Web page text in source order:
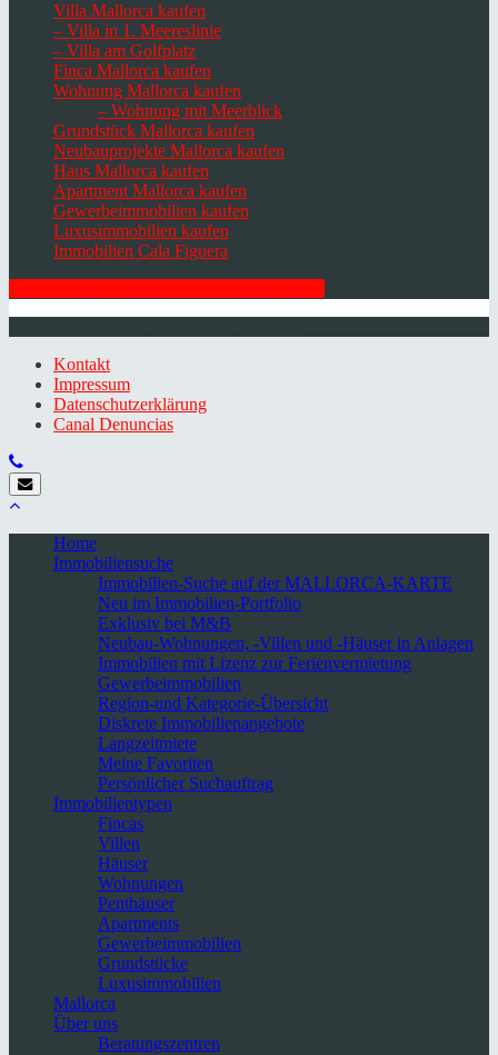
Villa Mallorca kaufen
– Villa in 1. Meereslinie
– Villa am Golfplatz
Finca Mallorca kaufen
Wohnung Mallorca kaufen
– Wohnung mit Meerblick
Grundstück Mallorca kaufen
Neubauprojekte Mallorca kaufen
Haus Mallorca kaufen
Apartment Mallorca kaufen
Gewerbeimmobilien kaufen
Luxusimmobilien kaufen
Immobilien Cala Figuera
Kontakt
Impressum
Datenschutzerklärung
Canal Denuncias
Home
Immobiliensuche
Immobilien-Suche auf der MALLORCA-KARTE
Neu im Immobilien-Portfolio
Exklusiv bei M&B
Neubau-Wohnungen, -Villen und -Häuser in Anlagen
Immobilien mit Lizenz zur Ferienvermietung
Gewerbeimmobilien
Region-und Kategorie-Übersicht
Diskrete Immobilienangebote
Langzeitmiete
Meine Favoriten
Persönlicher Suchauftrag
Immobilientypen
Fincas
Villen
Häuser
Wohnungen
Penthäuser
Apartments
Gewerbeimmobilien
Grundstücke
Luxusimmobilien
Mallorca
Über uns
Beratungszentren